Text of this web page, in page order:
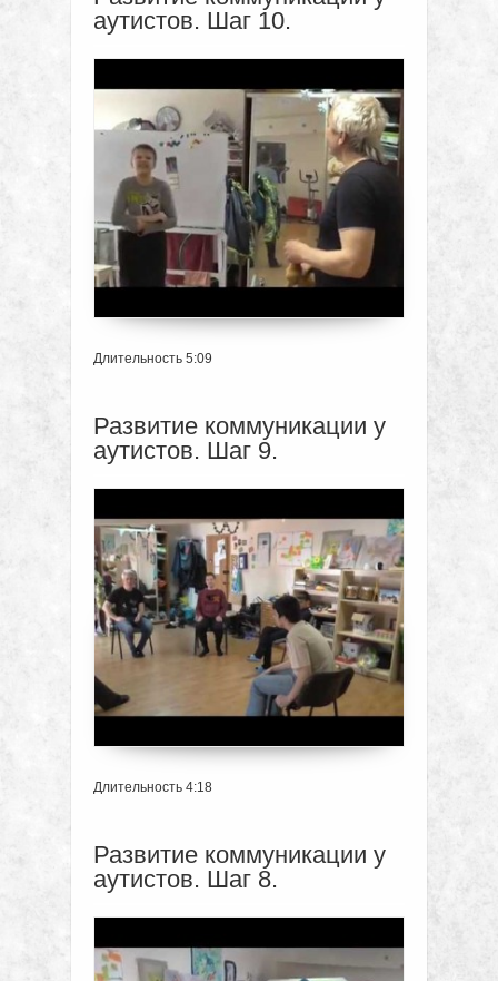
аутистов. Шаг 10.
Длительность 5:09
Развитие коммуникации у
аутистов. Шаг 9.
Длительность 4:18
Развитие коммуникации у
аутистов. Шаг 8.